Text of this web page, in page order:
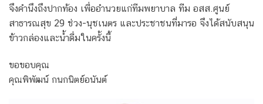
จึงคำนึงถึงปากท้อง เพื่ออำนวยแก่ทีมพยาบาล ทีม อสส.ศูนย์
สาธารณสุข 29 ช่วง-นุชเนตร และประชาชนที่มารอ จึงได้สนับสนุน
ข้าวกล่องและน้ำดื่มในครั้งนี้
ขอขอบคุณ
คุณพิพัฒน์ กนกนิตย์อนันต์